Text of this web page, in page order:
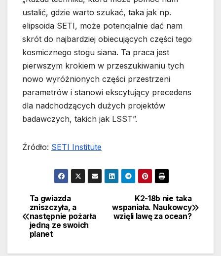
ustalić, gdzie warto szukać, taka jak np.
elipsoida SETI, może potencjalnie dać nam
skrót do najbardziej obiecujących części tego
kosmicznego stogu siana. Ta praca jest
pierwszym krokiem w przeszukiwaniu tych
nowo wyróżnionych części przestrzeni
parametrów i stanowi ekscytujący precedens
dla nadchodzących dużych projektów
badawczych, takich jak LSST”.
Źródło: SETI Institute
Nawigacja
wpisu
K2-18b nie taka
wspaniała. Naukowcy
wzięli lawę za ocean?
Ta gwiazda
zniszczyła, a
następnie pożarła
jedną ze swoich
planet